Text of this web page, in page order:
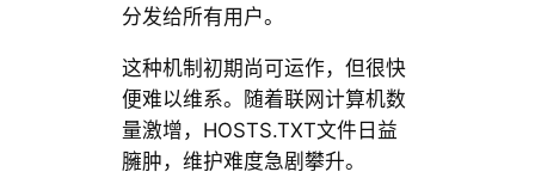
分发给所有用户。
这种机制初期尚可运作，但很快
便难以维系。随着联网计算机数
量激增，HOSTS.TXT文件日益
臃肿，维护难度急剧攀升。